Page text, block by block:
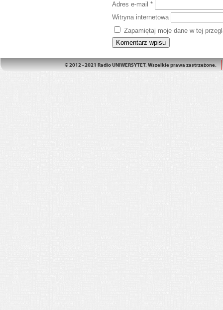
Adres e-mail *
Witryna internetowa
Zapamiętaj moje dane w tej
© 2012 - 2021 Radio UNIWERSYTET. Wszelkie prawa zastrzeżone.